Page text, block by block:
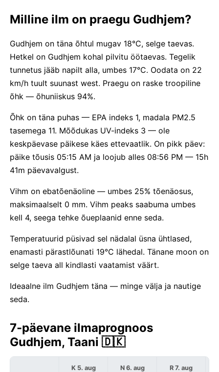
Milline ilm on praegu Gudhjem?
Gudhjem on täna õhtul mugav 18°C, selge taevas.
Hetkel on Gudhjem kohal pilvitu öötaevas. Tegelik
tunnetus jääb napilt alla, umbes 17°C. Oodata on 22
km/h tuult suunast west. Praegu on raske troopiline
õhk — õhuniiskus 94%.
Õhk on täna puhas — EPA indeks 1, madala PM2.5
tasemega 11. Mõõdukas UV-indeks 3 — ole
keskpäevase päikese käes ettevaatlik. On pikk päev:
päike tõusis 05:15 AM ja loojub alles 08:56 PM — 15h
41m päevavalgust.
Vihm on ebatõenäoline — umbes 25% tõenäosus,
maksimaalselt 0 mm. Vihm peaks saabuma umbes
kell 4, seega tehke õueplaanid enne seda.
Temperatuurid püsivad sel nädalal üsna ühtlased,
enamasti pärastlõunati 19°C lähedal. Tänane moon on
selge taeva all kindlasti vaatamist väärt.
Ideaalne ilm Gudhjem täna — minge välja ja nautige
seda.
7-päevane ilmaprognoos
Gudhjem, Taani 🇩🇰
K 5. aug N 6. aug R 7. aug